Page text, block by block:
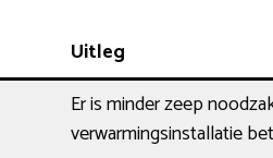
Uitleg
Er is minder zeep
verwarmingsinstallatie